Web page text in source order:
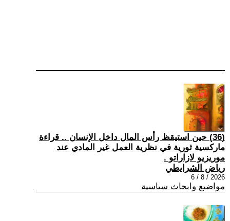
(36) حين استيقظ رأس المال داخل الإنسان .. قراءة
ماركسية ثورية في نظرية العمل غير المادي عند
موريزيو لازاراتو .
رياض الشرايطي
2026 / 8 / 6
مواضيع وابحاث سياسية